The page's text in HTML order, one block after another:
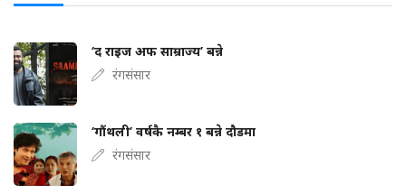
‘द राइज अफ साम्राज्य’ बन्ने
रंगसंसार
‘गौंथली’ वर्षकै नम्बर १ बन्ने दौडमा
रंगसंसार